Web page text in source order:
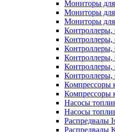
Мониторы
Мониторы для
Мониторы для
Контроллеры,
Контроллеры,
Контроллеры,
Контроллеры,
Контроллеры,
Контроллеры,
Компрессоры
Компрессоры
Насосы
Насосы
Распредвалы
Распредвалы